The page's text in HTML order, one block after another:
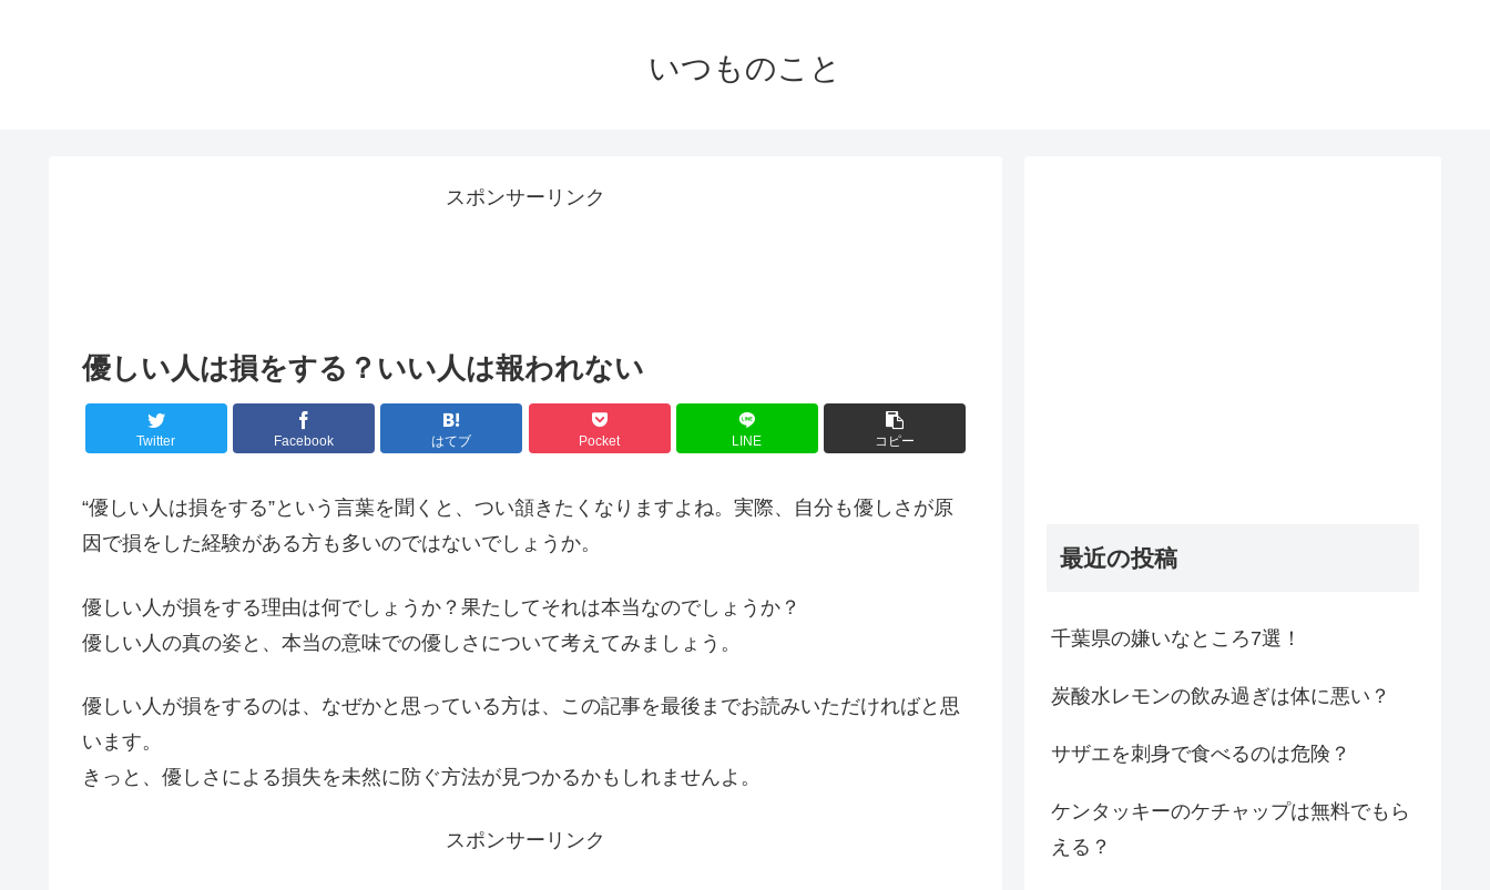
いつものこと
スポンサーリンク
優しい人は損をする？いい人は報われない
Twitter Facebook はてブ Pocket LINE コピー
“優しい人は損をする”という言葉を聞くと、つい頷きたくなりますよね。実際、自分も優しさが原
因で損をした経験がある方も多いのではないでしょうか。
優しい人が損をする理由は何でしょうか？果たしてそれは本当なのでしょうか？
優しい人の真の姿と、本当の意味での優しさについて考えてみましょう。
優しい人が損をするのは、なぜかと思っている方は、この記事を最後までお読みいただければと思
います。
きっと、優しさによる損失を未然に防ぐ方法が見つかるかもしれませんよ。
スポンサーリンク
最近の投稿
千葉県の嫌いなところ7選！
炭酸水レモンの飲み過ぎは体に悪い？
サザエを刺身で食べるのは危険？
ケンタッキーのケチャップは無料でもら
える？